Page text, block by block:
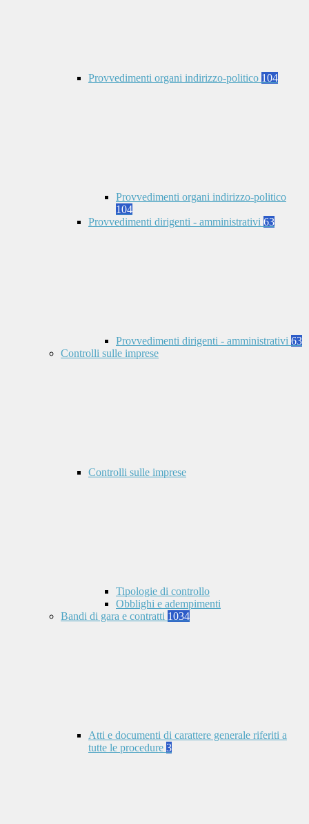
Provvedimenti organi indirizzo-politico 104
Provvedimenti organi indirizzo-politico
104
Provvedimenti dirigenti - amministrativi 63
Provvedimenti dirigenti - amministrativi 63
Controlli sulle imprese
Controlli sulle imprese
Tipologie di controllo
Obblighi e adempimenti
Bandi di gara e contratti 1034
Atti e documenti di carattere generale riferiti a
tutte le procedure 3